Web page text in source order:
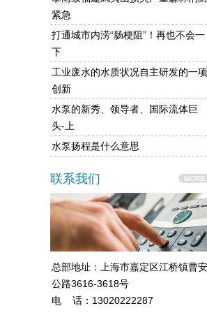
紧急
打通城市内涝“肠梗阻”！再也不会一
下
工业废水的水质状况自主研发的一项
创新
水泵的新秀、领导者、国际流体巨
头-上
水泵扬程是什么意思
联系我们
总部地址：上海市嘉定区江桥镇曹安
公路3616-3618号
电 话：13020222287